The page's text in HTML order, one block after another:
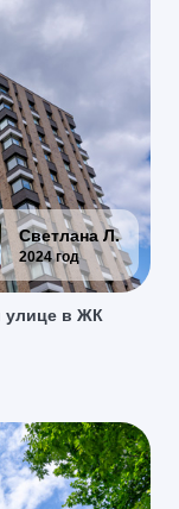
Светлана Л.
2024 год
улице в ЖК